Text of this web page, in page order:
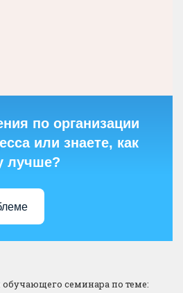
по организации
или знаете, как
лучше?
семинара по теме: